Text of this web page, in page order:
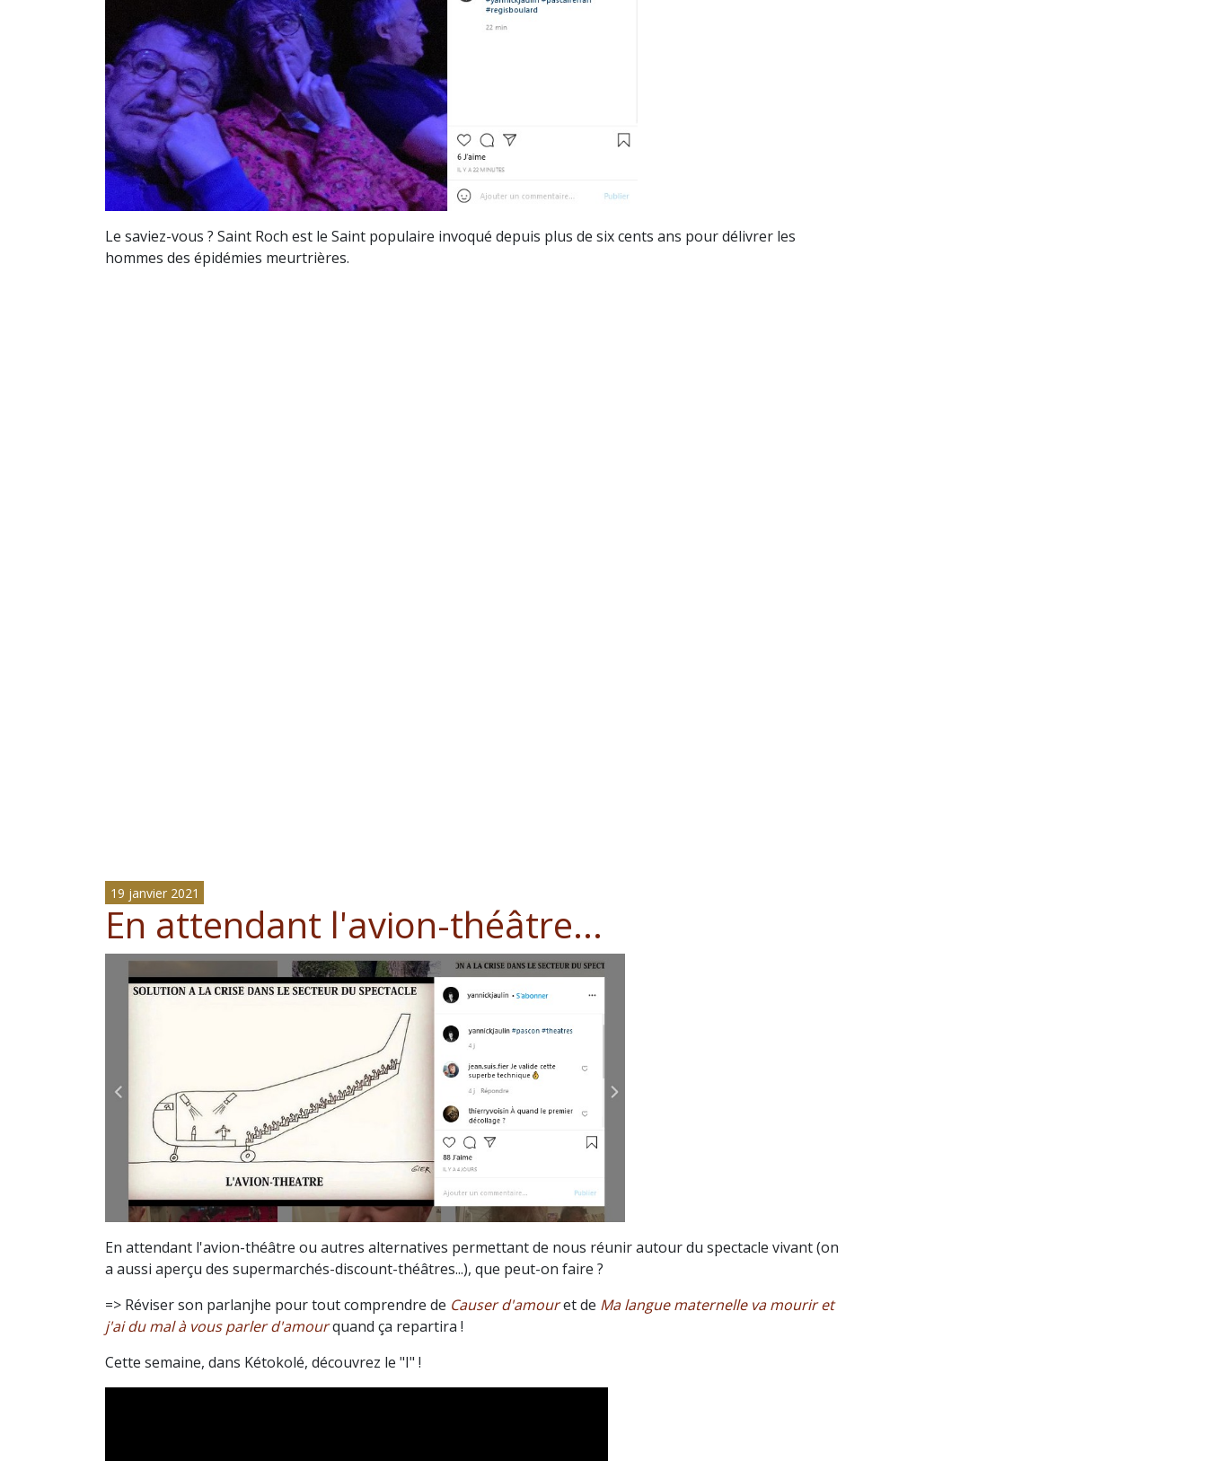
Le saviez-vous ? Saint Roch est le Saint populaire invoqué depuis plus de six cents ans pour délivrer les
hommes des épidémies meurtrières.
19 janvier 2021
En attendant l'avion-théâtre...
En attendant l'avion-théâtre ou autres alternatives permettant de nous réunir autour du spectacle vivant (on
a aussi aperçu des supermarchés-discount-théâtres...), que peut-on faire ?
=> Réviser son parlanjhe pour tout comprendre de Causer d'amouret de Ma langue maternelle va mourir et
j'ai du mal à vous parler d'amourquand ça repartira !
Cette semaine, dans Kétokolé, découvrez le "I" !